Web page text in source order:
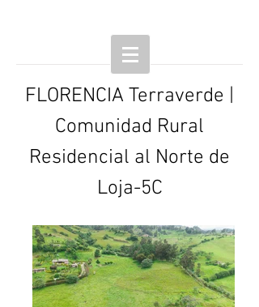
FLORENCIA Terraverde |
Comunidad Rural
Residencial al Norte de
Loja-5C